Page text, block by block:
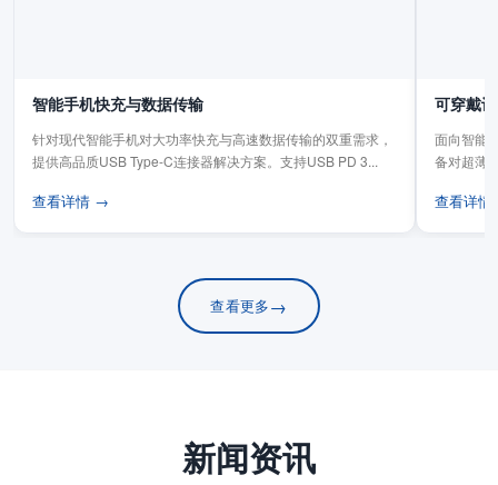
智能手机快充与数据传输
针对现代智能手机对大功率快充与高速数据传输的双重需求，
提供高品质USB Type-C连接器解决方案。支持USB PD 3...
查看详情 →
可穿戴
面向智能
备对超薄
查看详
查看更多→
新闻资讯